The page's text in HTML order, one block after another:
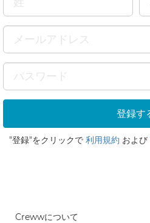
"登録"をクリックで 利用規約 および
Crewwについて